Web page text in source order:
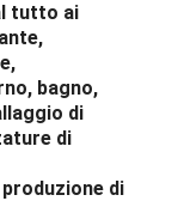
tutto ai
,
bagno,
di
di
di